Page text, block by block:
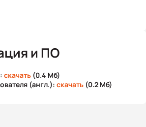
и ПО
скачать (0.4 Мб)
(англ.): скачать (0.2 Мб)